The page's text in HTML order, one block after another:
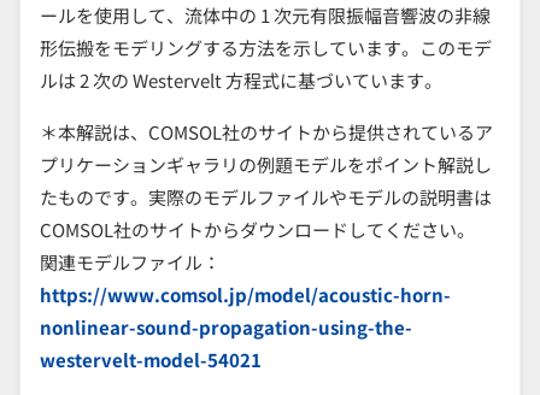
ールを使用して、流体中の 1 次元有限振幅音響波の非線
形伝搬をモデリングする方法を示しています。このモデ
ルは 2 次の Westervelt 方程式に基づいています。
＊本解説は、COMSOL社のサイトから提供されているア
プリケーションギャラリの例題モデルをポイント解説し
たものです。実際のモデルファイルやモデルの説明書は
COMSOL社のサイトからダウンロードしてください。
関連モデルファイル：
https://www.comsol.jp/model/acoustic-horn-
nonlinear-sound-propagation-using-the-
westervelt-model-54021